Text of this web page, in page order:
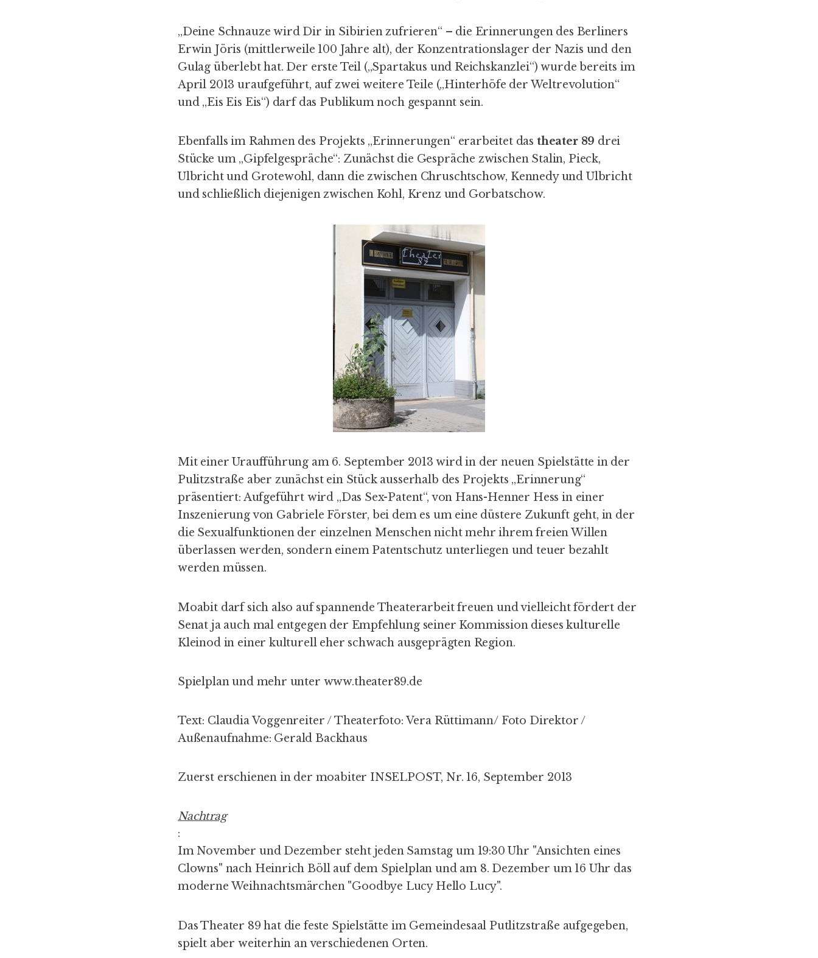
„Deine Schnauze wird Dir in Sibirien zufrieren“ – die Erinnerungen des Berliners
Erwin Jöris (mittlerweile 100 Jahre alt), der Konzentrationslager der Nazis und den
Gulag überlebt hat. Der erste Teil („Spartakus und Reichskanzlei“) wurde bereits im
April 2013 uraufgeführt, auf zwei weitere Teile („Hinterhöfe der Weltrevolution“
und „Eis Eis Eis“) darf das Publikum noch gespannt sein.
Ebenfalls im Rahmen des Projekts „Erinnerungen“ erarbeitet das theater 89 drei
Stücke um „Gipfelgespräche“: Zunächst die Gespräche zwischen Stalin, Pieck,
Ulbricht und Grotewohl, dann die zwischen Chruschtschow, Kennedy und Ulbricht
und schließlich diejenigen zwischen Kohl, Krenz und Gorbatschow.
Mit einer Uraufführung am 6. September 2013 wird in der neuen Spielstätte in der
Pulitzstraße aber zunächst ein Stück ausserhalb des Projekts „Erinnerung“
präsentiert: Aufgeführt wird „Das Sex-Patent“, von Hans-Henner Hess in einer
Inszenierung von Gabriele Förster, bei dem es um eine düstere Zukunft geht, in der
die Sexualfunktionen der einzelnen Menschen nicht mehr ihrem freien Willen
überlassen werden, sondern einem Patentschutz unterliegen und teuer bezahlt
werden müssen.
Moabit darf sich also auf spannende Theaterarbeit freuen und vielleicht fördert der
Senat ja auch mal entgegen der Empfehlung seiner Kommission dieses kulturelle
Kleinod in einer kulturell eher schwach ausgeprägten Region.
Spielplan und mehr unter www.theater89.de
Text: Claudia Voggenreiter / Theaterfoto: Vera Rüttimann/ Foto Direktor /
Außenaufnahme: Gerald Backhaus
Zuerst erschienen in der moabiter INSELPOST, Nr. 16, September 2013
Nachtrag
:
Im November und Dezember steht jeden Samstag um 19:30 Uhr "Ansichten eines
Clowns" nach Heinrich Böll auf dem Spielplan und am 8. Dezember um 16 Uhr das
moderne Weihnachtsmärchen "Goodbye Lucy Hello Lucy".
DasTheater 89 hat die feste Spielstätte im Gemeindesaal Putlitzstraße aufgegeben,
spielt aber weiterhin an verschiedenen Orten.